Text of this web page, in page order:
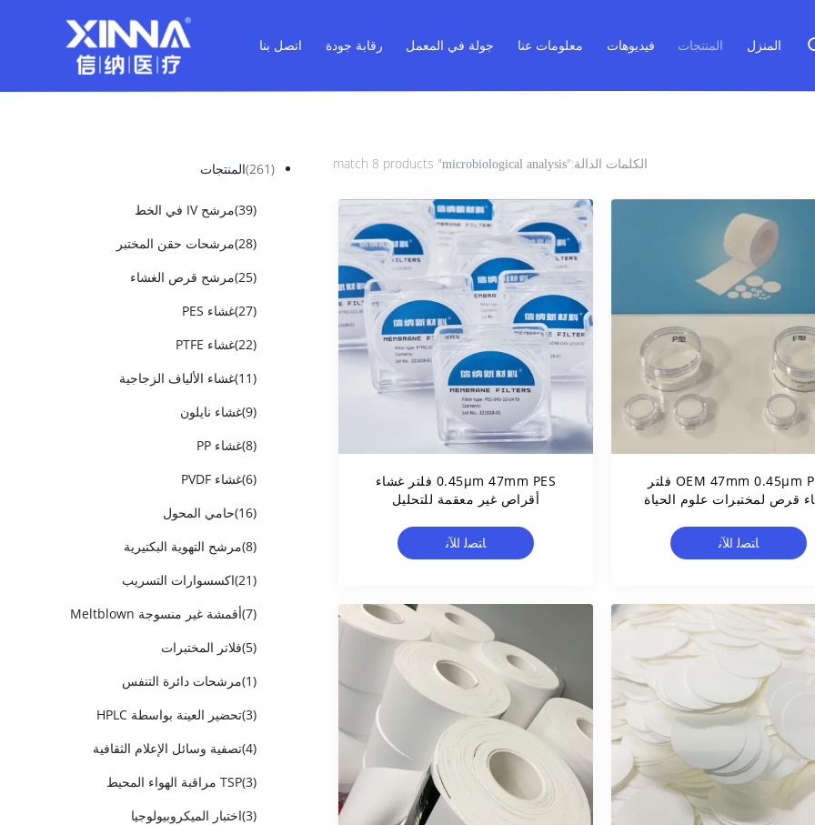
المنزل المنتجات فيديوهات معلومات عنا جولة في المعمل رقابة جودة اتصل بنا
المنتجات (261)
مرشح IV في الخط
(39)
مرشحات حقن المختبر
(28)
مرشح قرص الغشاء
(25)
غشاء PES
(27)
غشاء PTFE
(22)
غشاء الألياف الزجاجية
(11)
غشاء نايلون
(9)
غشاء PP
(8)
غشاء PVDF
(6)
حامي المحول
(16)
مرشح التهوية البكتيرية
(8)
اكسسوارات التسريب
(21)
أقمشة غير منسوجة Meltblown
(7)
فلاتر المختبرات
(5)
مرشحات دائرة التنفس
(1)
تحضير العينة بواسطة HPLC
(3)
تصفية وسائل الإعلام الثقافية
(4)
TSP مراقبة الهواء المحيط
(3)
اختبار الميكروبيولوجيا
(3)
الكلمات الدالة:"microbiological analysis
" match 8 products
0.45μm 47mm PES فلتر غشاء
أقراص غير معقمة للتحليل
ﺎﺘﺼﻟ ﺍﻶﻧ
OEM 47mm 0.45μm PES فلتر
قرص لمختبرات علوم الحياة
ﺎﺘﺼﻟ ﺍﻶﻧ